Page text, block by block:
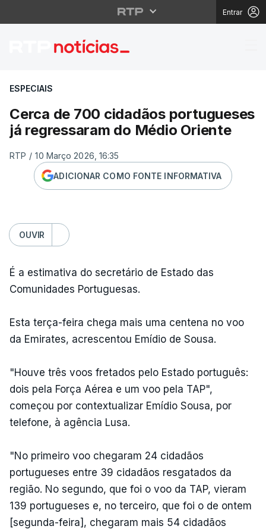
Entrar
Cerca de 700
ESPECIAIS
Cerca de 700 cidadãos portugueses
já regressaram do Médio Oriente
RTP / 10 Março 2026, 16:35
ADICIONAR COMO FONTE INFORMATIVA
OUVIR
É a estimativa do secretário de Estado das
Comunidades Portuguesas.
Esta terça-feira chega mais uma centena no voo
da Emirates, acrescentou Emídio de Sousa.
"Houve três voos fretados pelo Estado português:
dois pela Força Aérea e um voo pela TAP",
começou por contextualizar Emídio Sousa, por
telefone, à agência Lusa.
"No primeiro voo chegaram 24 cidadãos
portugueses entre 39 cidadãos resgatados da
região. No segundo, que foi o voo da TAP, vieram
139 portugueses e, no terceiro, que foi o de ontem
[segunda-feira], chegaram mais 54 cidadãos